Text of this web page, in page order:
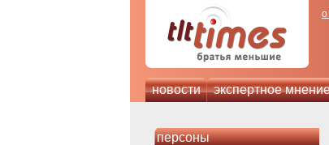
о
новости экспертное
персоны